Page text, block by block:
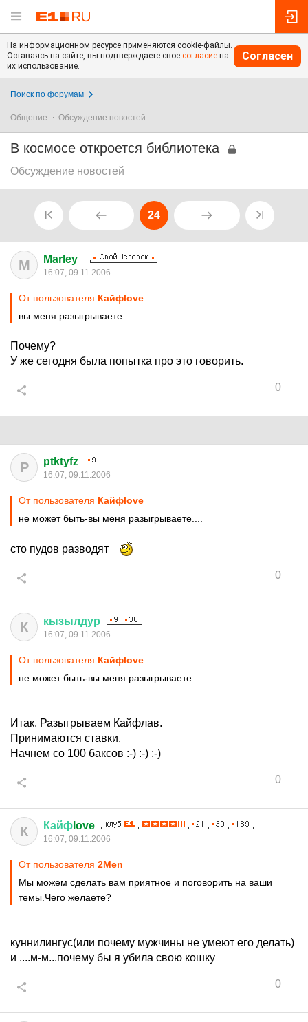
На информационном ресурсе применяются cookie-файлы.
Оставаясь на сайте, вы подтверждаете свое согласие на
их использование.
Согласен
Поиск по форумам
Общение Обсуждение новостей
В космосе откроется библиотека
Обсуждение новостей
24
M Marley_
16:07, 09.11.2006
От пользователя Кайфlove
вы меня разыгрываете
Почему?
У же сегодня была попытка про это говорить.
0
P ptktyfz
16:07, 09.11.2006
От пользователя Кайфlove
не может быть-вы меня разыгрываете....
сто пудов разводят
0
К кызылдур
16:07, 09.11.2006
От пользователя Кайфlove
не может быть-вы меня разыгрываете....
Итак. Разыгрываем Кайфлав.
Принимаются ставки.
Начнем со 100 баксов :-) :-) :-)
0
К Кайф love
16:07, 09.11.2006
От пользователя 2Men
Мы можем сделать вам приятное и поговорить на ваши
темы.Чего желаете?
куннилингус(или почему мужчины не умеют его делать)
и ....м-м...почему бы я убила свою кошку
0